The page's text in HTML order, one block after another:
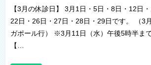
【3月の休診日】 3月1日・5日・8日・12日
22日・26日・27日・28日・29日です。 （3
ガポール行） ※3月11日（水）午後5時半ま
【…